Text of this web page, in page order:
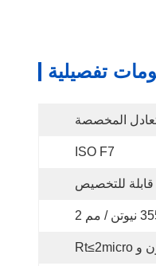
تفصيلية
المخصصة
ISO F7
قابلة للتخصيص